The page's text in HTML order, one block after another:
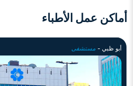
أماكن عمل الأطباء
أبو ظبي - مستشفى